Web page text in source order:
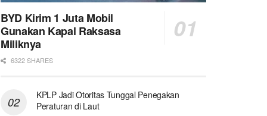
BYD Kirim 1 Juta Mobil
Gunakan Kapal Raksasa
Miliknya
6322 SHARES
KPLP Jadi Otoritas Tunggal Penegakan
Peraturan di Laut